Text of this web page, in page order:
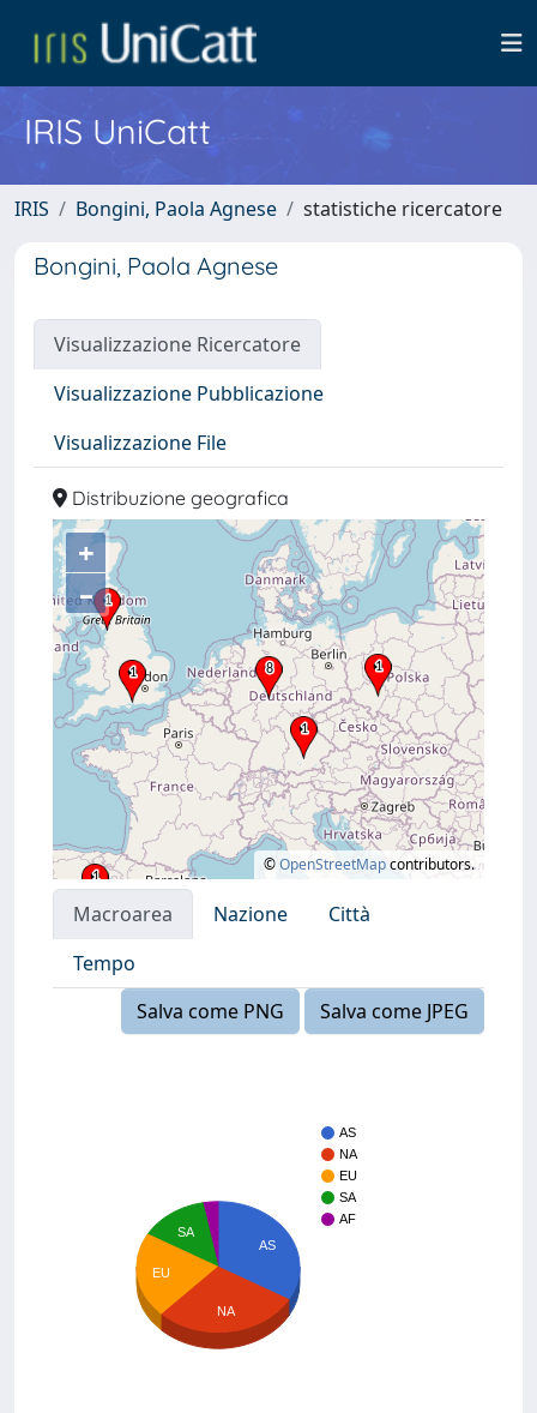
IRIS UniCatt
IRIS Bongini, Paola Agnese statistiche ricercatore
Bongini, Paola Agnese
Visualizzazione Ricercatore
Visualizzazione Pubblicazione
Visualizzazione File
Distribuzione geografica
+
–
©OpenStreetMapcontributors.
Macroarea Nazione
Città
Tempo
Salva come PNG
Salva come JPEG
AS
NA
EU
SA
AF
AS
SA
EU
NA